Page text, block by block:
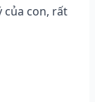
của con, rất